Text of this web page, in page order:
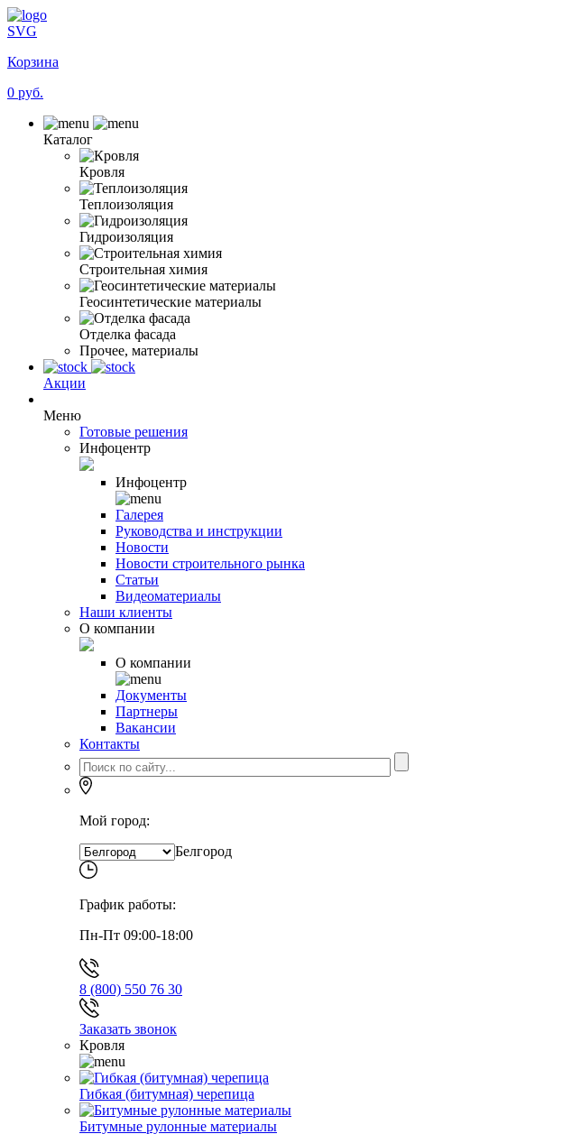
SVG
Корзина
0 руб.
Каталог
Кровля
Теплоизоляция
Гидроизоляция
Строительная химия
Геосинтетические материалы
Отделка фасада
Прочее, материалы
Акции
Меню
Готовые решения
Инфоцентр
Инфоцентр
Галерея
Руководства и инструкции
Новости
Новости строительного рынка
Статьи
Видеоматериалы
Наши клиенты
О компании
О компании
Документы
Партнеры
Вакансии
Контакты
Мой город:
Белгород
График работы:
Пн-Пт 09:00-18:00
8 (800) 550 76 30
Заказать звонок
Кровля
Гибкая (битумная) черепица
Битумные рулонные материалы